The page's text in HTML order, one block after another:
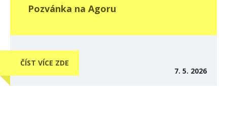
Pozvánka na Agoru
7. 5. 2026
ČÍST VÍCE ZDE